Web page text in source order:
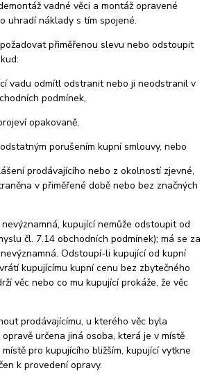
vadné věci a montáž opravené
uhradí náklady s tím spojené.
přiměřenou slevu nebo odstoupit
odmítl odstranit nebo ji neodstranil v
podmínek,
opakovaně,
porušením kupní smlouvy, nebo
prodávajícího nebo z okolností zjevné,
v přiměřené době nebo bez značných
kupující nemůže odstoupit od
čl. 7.14 obchodních podmínek); má se za
Odstoupí-li kupující od kupní
kupujícímu kupní cenu bez zbytečného
věc nebo co mu kupující prokáže, že věc
prodávajícímu, u kterého věc byla
určena jiná osoba, která je v místě
pro kupujícího bližším, kupující vytkne
k provedení opravy.